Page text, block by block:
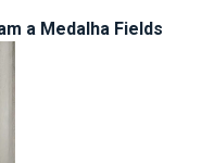
a Medalha Fields